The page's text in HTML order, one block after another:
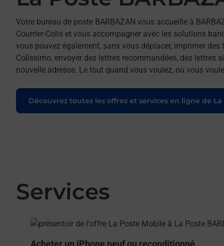
Votre bureau de poste BARBAZAN vous accueille à
Courrier-Colis et vous accompagner avec les solutions
vous pouvez également, sans vous déplacer, imprimer
Colissimo, envoyer des lettres recommandées, des lettres
nouvelle adresse. Le tout quand vous voulez, où vous
Découvrez toutes les offres et services en ligne de La
Services
En savoir plus
Acheter un iPhone neuf ou reconditionné